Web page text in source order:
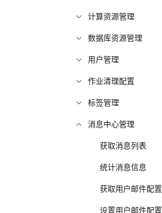
计算资源管理
数据库资源管理
用户管理
作业清理配置
标签管理
消息中心管理
获取消息列表
统计消息信息
获取用户邮件配置
设置用户邮件配置